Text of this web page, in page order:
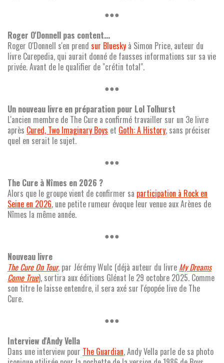
●●●
Roger O'Donnell pas content...
Roger O'Donnell s'en prend sur Bluesky à Simon Price, auteur du
livre Curepedia, qui aurait donné de fausses informations sur sa vie
privée. Avant de le qualifier de "crétin total".
●●●
Un nouveau livre en préparation pour Lol Tolhurst
L'ancien membre de The Cure a confirmé travailler sur un 3e livre
après Cured, Two Imaginary Boys et Goth: A History, sans préciser
quel en serait le sujet.
●●●
The Cure à Nîmes en 2026 ?
Alors que le groupe vient de confirmer sa participation à Rock en
Seine en 2026, une petite rumeur évoque leur venue aux Arènes de
Nîmes la même année.
●●●
Nouveau livre
The Cure On Tour, par Jérémy Wulc (déjà auteur du livre My Dreams
Come True), sortira aux éditions Glénat le 29 octobre 2025. Comme
son titre le laisse entendre, il sera axé sur l'épopée live de The
Cure.
●●●
Interview d'Andy Vella
Dans une interview pour The Guardian, Andy Vella parle de sa photo